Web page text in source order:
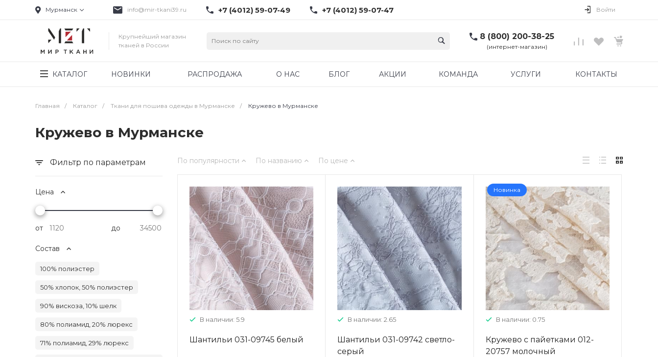
Мурманск info@mir-tkani39.ru +7 (4012) 59-07-49 +7 (4012) 59-07-47 Войти
Крупнейший магазин
тканей в России
8 (800) 200-38-25
(интернет-магазин)
КАТАЛОГ НОВИНКИ РАСПРОДАЖА О НАС БЛОГ АКЦИИ КОМАНДА УСЛУГИ КОНТАКТЫ
Главная / Каталог / Ткани для пошива одежды в Мурманске / Кружево в Мурманске
Кружево в Мурманске
Фильтр по параметрам
Цена
от до
Состав
100% полиэстер
50% хлопок, 50% полиэстер
90% вискоза, 10% шелк
80% полиамид, 20% люрекс
71% полиамид, 29% люрекс
По популярности По названию По цене
В наличии: 5.9
Шантильи 031-09745 белый
В наличии: 2.65
Шантильи 031-09742 светло-
серый
Новинка
В наличии: 0.75
Кружево с пайетками 012-
20757 молочный